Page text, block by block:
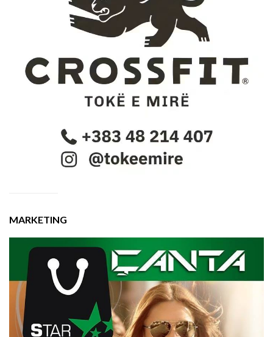
MARKETING